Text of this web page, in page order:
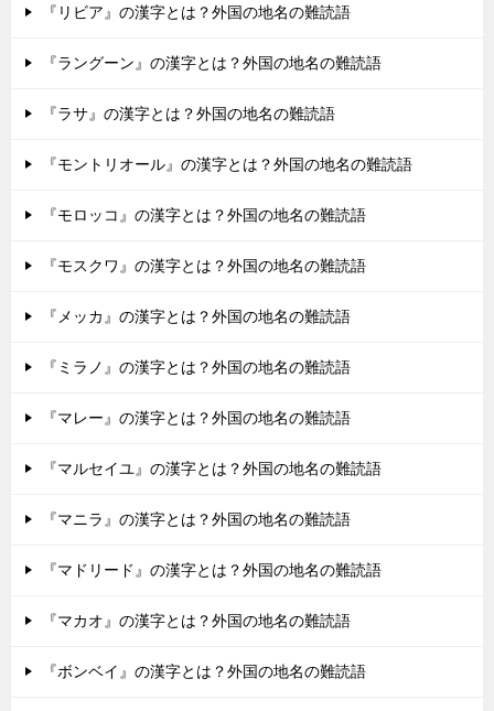
『リビア』の漢字とは？外国の地名の難読語
『ラングーン』の漢字とは？外国の地名の難読語
『ラサ』の漢字とは？外国の地名の難読語
『モントリオール』の漢字とは？外国の地名の難読語
『モロッコ』の漢字とは？外国の地名の難読語
『モスクワ』の漢字とは？外国の地名の難読語
『メッカ』の漢字とは？外国の地名の難読語
『ミラノ』の漢字とは？外国の地名の難読語
『マレー』の漢字とは？外国の地名の難読語
『マルセイユ』の漢字とは？外国の地名の難読語
『マニラ』の漢字とは？外国の地名の難読語
『マドリード』の漢字とは？外国の地名の難読語
『マカオ』の漢字とは？外国の地名の難読語
『ボンベイ』の漢字とは？外国の地名の難読語